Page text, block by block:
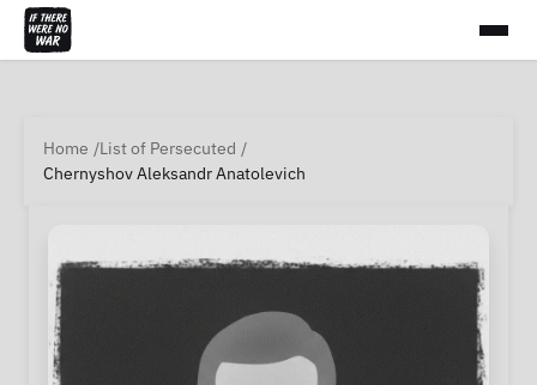
Home
List of Persecuted
Chernyshov Aleksandr Anatolevich